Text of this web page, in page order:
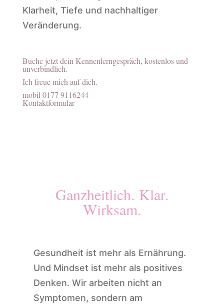
Klarheit, Tiefe und nachhaltiger
Veränderung.
Buche jetzt dein Kennenlerngespräch, kostenlos und
unverbindlich.
Ich freue mich auf dich.
mobil 0177 9116244
Kontaktformular
Ganzheitlich. Klar.
Wirksam.
Gesundheit ist mehr als Ernährung.
Und Mindset ist mehr als positives
Denken. Wir arbeiten nicht an
Symptomen, sondern am